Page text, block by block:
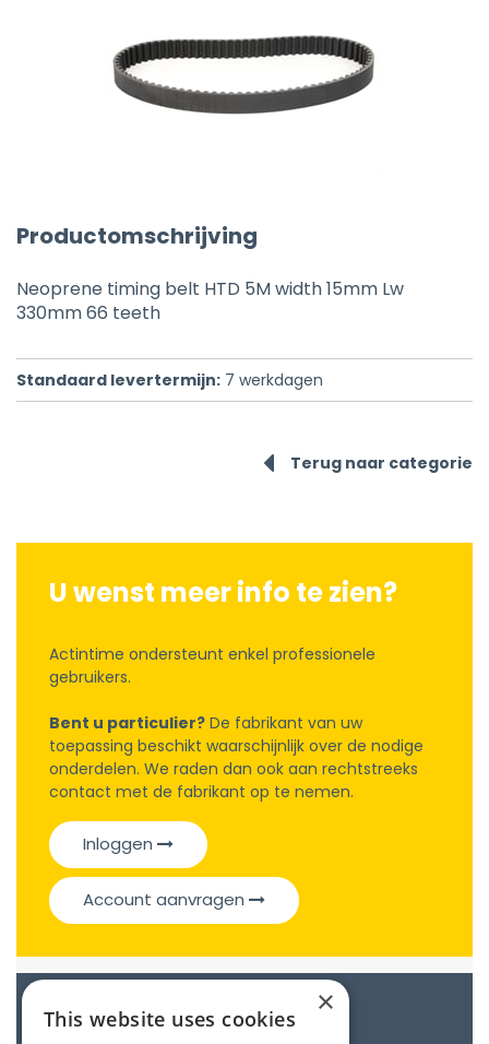
Productomschrijving
Neoprene timing belt HTD 5M width 15mm Lw
330mm 66 teeth
Standaard levertermijn: 7 werkdagen
Terug naar categorie
U wenst meer info te zien?
Actintime ondersteunt enkel professionele
gebruikers.
Bent u particulier? De fabrikant van uw
toepassing beschikt waarschijnlijk over de nodige
onderdelen. We raden dan ook aan rechtstreeks
contact met de fabrikant op te nemen.
Inloggen
Account aanvragen
Catalogue
×
This website uses cookies